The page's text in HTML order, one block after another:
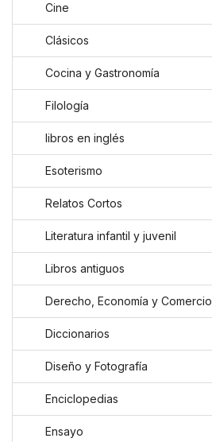
Cine
Clásicos
Cocina y Gastronomía
Filología
libros en inglés
Esoterismo
Relatos Cortos
Literatura infantil y juvenil
Libros antiguos
Derecho, Economía y Comercio
Diccionarios
Diseño y Fotografía
Enciclopedias
Ensayo